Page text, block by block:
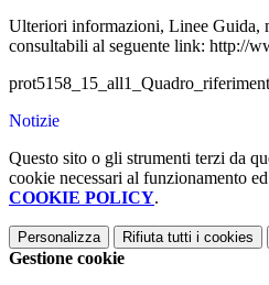
Ulteriori informazioni, Linee Guida,
consultabili al seguente link: http://
Notizie
Questo sito o gli strumenti terzi da
cookie necessari al funzionamento
COOKIE POLICY.
Personalizza Rifiuta tutti i cookies
Gestione cookie